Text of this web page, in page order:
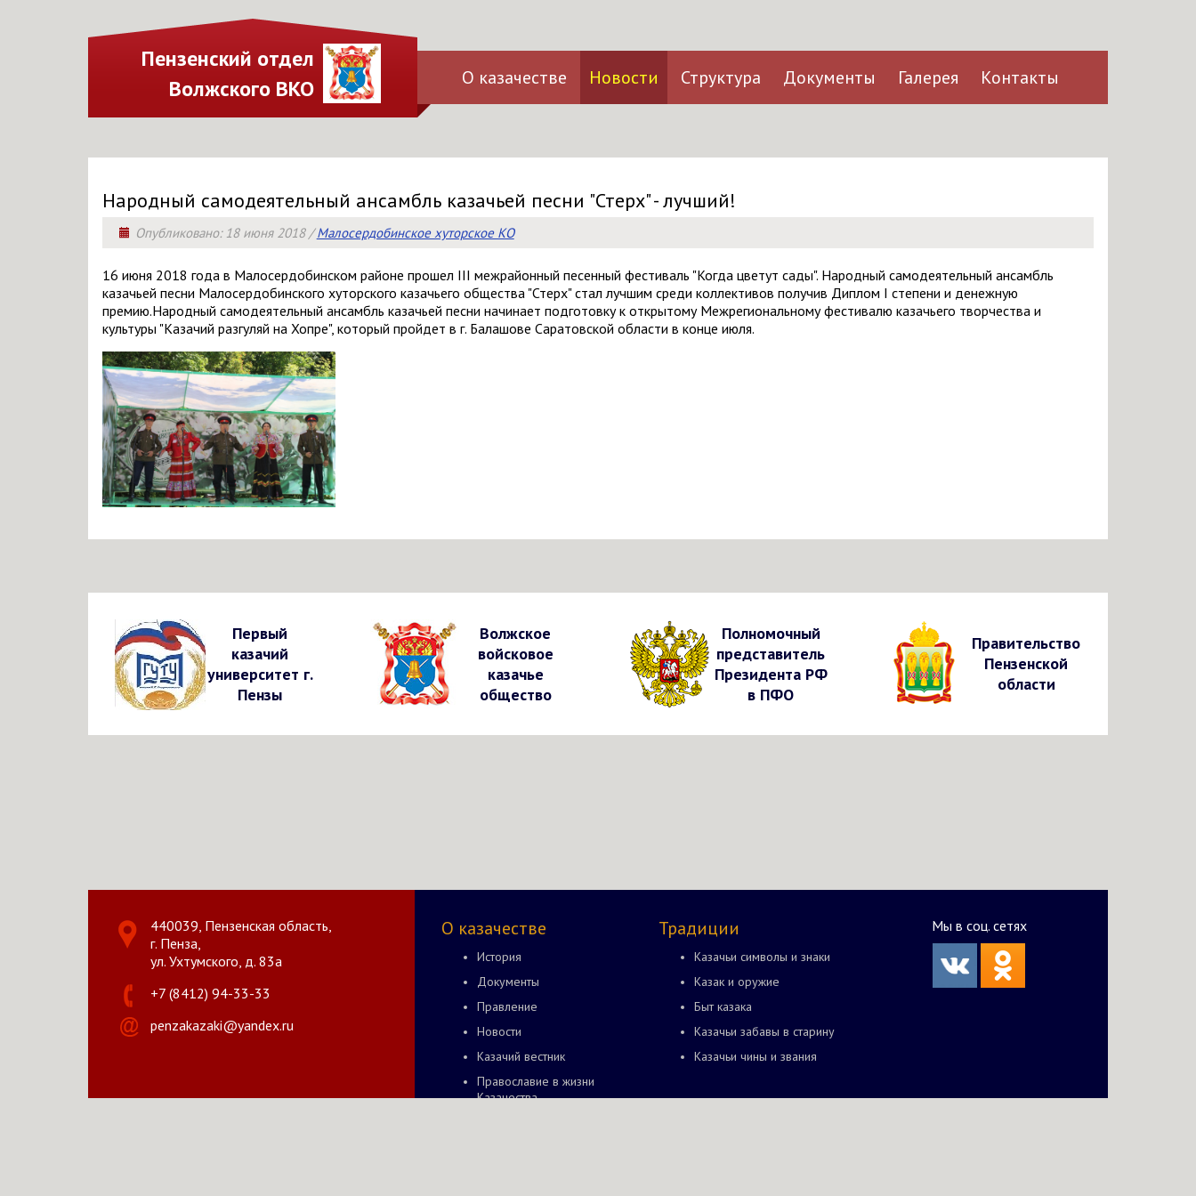
Пензенский отдел
Волжского ВКО
О казачестве Новости Структура Документы Галерея Контакты
Народный самодеятельный ансамбль казачьей песни "Стерх" - лучший!
Опубликовано: 18 июня 2018/Малосердобинское хуторское КО
16 июня 2018 года в Малосердобинском районе прошел III межрайонный песенный фестиваль "Когда цветут сады". Народный самодеятельный ансамбль
казачьей песни Малосердобинского хуторского казачьего общества "Стерх" стал лучшим среди коллективов получив Диплом I степени и денежную
премию.Народный самодеятельный ансамбль казачьей песни начинает подготовку к открытому Межрегиональному фестивалю казачьего творчества и
культуры "Казачий разгуляй на Хопре", который пройдет в г. Балашове Саратовской области в конце июля.
Первый
казачий
университет г.
Пензы
Волжское
войсковое
казачье
общество
Полномочный
представитель
Президента РФ
в ПФО
Правительство
Пензенской
области
440039, Пензенская область,
г. Пенза,
ул. Ухтумского, д. 83а
+7 (8412) 94-33-33
penzakazaki@yandex.ru
О казачестве
История
Документы
Правление
Новости
Казачий вестник
Православие в жизни
Казачества
Традиции
Казачьи символы и знаки
Казак и оружие
Быт казака
Казачьи забавы в старину
Казачьи чины и звания
Мы в соц. сетях